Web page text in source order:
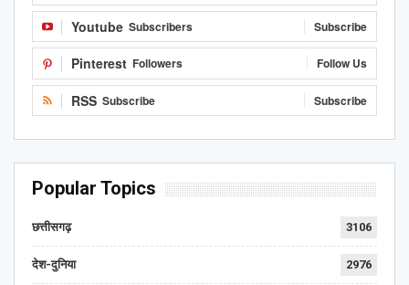
Youtube Subscribers Subscribe
Pinterest Followers Follow Us
RSS Subscribe Subscribe
Popular Topics
छत्तीसगढ़ 3106
देश-दुनिया 2976